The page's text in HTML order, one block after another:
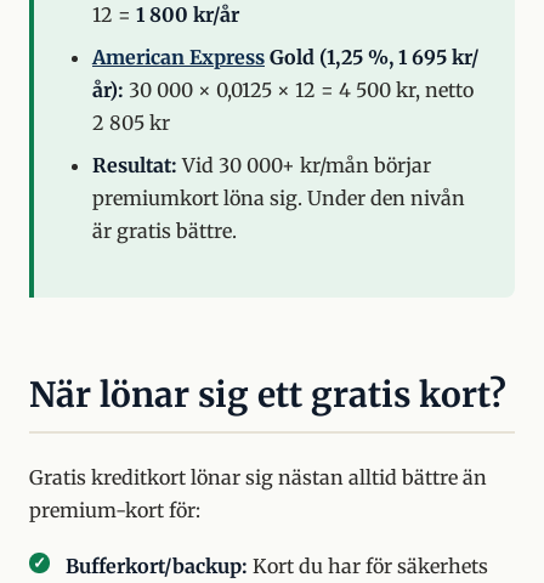
12 = 1 800 kr/år
American ExpressGold (1,25 %, 1 695 kr/
år): 30 000 × 0,0125 × 12 = 4 500 kr, netto
2 805 kr
Resultat: Vid 30 000+ kr/mån börjar
premiumkort löna sig. Under den nivån
är gratis bättre.
När lönar sig ett gratis kort?
Gratis kreditkort lönar sig nästan alltid bättre än
premium-kort för:
Bufferkort/backup: Kort du har för säkerhets